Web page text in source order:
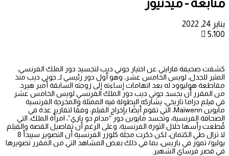
يناير 24, 2022
5٬100
كشفت صحيفة فارايتي عن اختيار جوني ديب لتجسيد دور الملك الفرنسي،
المثير للجدل، لويس الخامس عشر، وهو أول دور رئيسي لـ جوني ديب منذ
مقاطعة هوليوود له بعد اتهامات إساءته إلى زوجته السابقة أمبر هيرد.
من المقرر أن يجسد جوني ديب دور الملك الفرنسي لويس الخامس عشر
في فيلم دراما تاريخي، يشاركه البطولة فيه الممثلة والمخرجة الفرنسية
مايوين Maïwenn، التي تقوم أيضًا بإخراج الفيلم، وفقًا لتقارير عدة في
الصحافة الفرنسية، وتجسد مايوين دور “مدام دو باري”، امرأة الملك، التي
قُطعت رأسها خلال الثورة الفرنسية، وعلى الرغم أن تفاصيل القصة والفيلم
لا تزال طي الكتمان، لكن ذكرت مجلة كلوزر الفرنسية أن التصوير سيبدأ 8
يوليو/ تموز في باريس، بما في ذلك بعض المشاهد التي من المقرر تصويرها
في قصر فرساي الشهير.